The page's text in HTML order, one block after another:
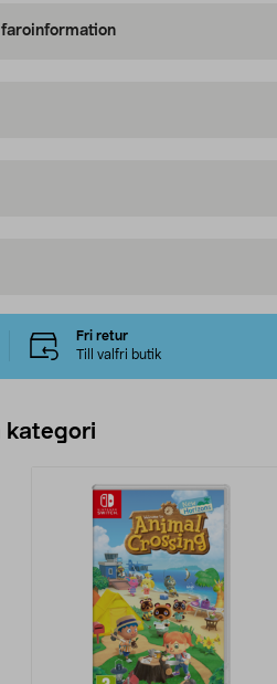
faroinformation
Fri retur
Till valfri butik
kategori